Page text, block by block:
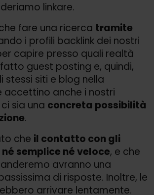
linkare.
fare una ricerca tramite
i profili backlink dei nostri
capire presso quali realtà
guest posting e, quindi,
siti e blog nella
accettino anche i nostri
sia una concreta possibilità
.
che il contatto con gli
semplice né veloce, e che
avranno una
di risposte. Inoltre, le
arrivare lentamente.